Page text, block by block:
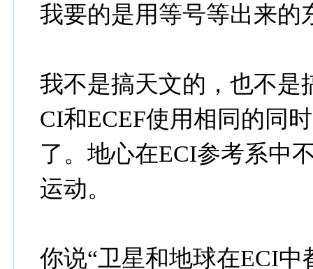
我要的是用等号等出来的
我不是搞天文的，也不是
CI和ECEF使用相同的同
了。地心在ECI参考系中
运动。
你说“卫星和地球在ECI